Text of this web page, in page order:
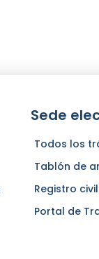
Sede
Todos los
Tablón de
Registro civil
Portal de